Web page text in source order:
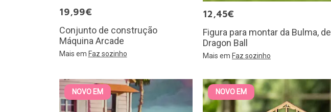
19,99€
Conjunto de construção
Máquina Arcade
Mais em Faz sozinho
12,45€
Figura para montar da Bulma, de
Dragon Ball
Mais em Faz sozinho
NOVO EM NOVO EM